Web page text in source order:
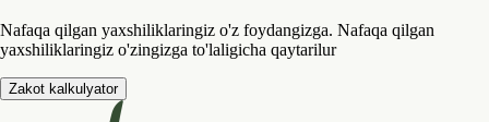
Nafaqa qilgan yaxshiliklaringiz o'z foydangizga. Nafaqa qilgan
yaxshiliklaringiz o'zingizga to'laligicha qaytarilur
Zakot kalkulyator